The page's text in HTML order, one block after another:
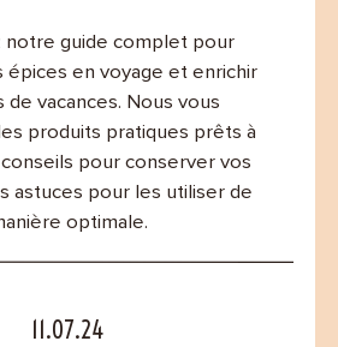
notre guide complet pour
en voyage et enrichir
de vacances. Nous vous
produits pratiques prêts à
conseils pour conserver vos
astuces pour les utiliser de
optimale.
11.07.24